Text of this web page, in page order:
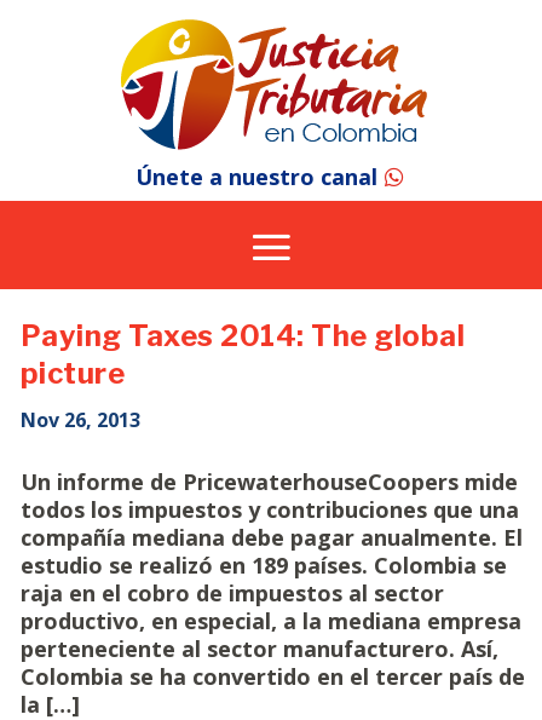
Únete a nuestro canal
Paying Taxes 2014: The global
picture
Nov 26, 2013
Un informe de PricewaterhouseCoopers mide
todos los impuestos y contribuciones que una
compañía mediana debe pagar anualmente. El
estudio se realizó en 189 países. Colombia se
raja en el cobro de impuestos al sector
productivo, en especial, a la mediana empresa
perteneciente al sector manufacturero. Así,
Colombia se ha convertido en el tercer país de
la […]